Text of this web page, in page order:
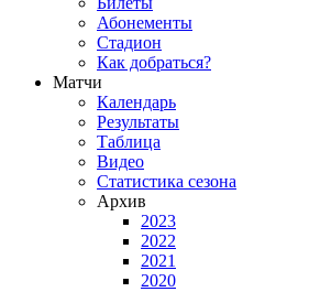
Абонементы
Стадион
Как добраться?
Матчи
Календарь
Результаты
Таблица
Видео
Статистика сезона
Архив
2023
2022
2021
2020